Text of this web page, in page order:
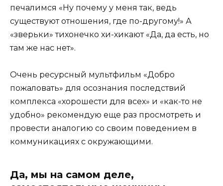
печалимся «Ну почему у меня так, ведь
существуют отношения, где по-другому!» А
«зверьки» тихонечко хи-хикают «Да, да есть, но
там же нас нет».
Очень ресурсный мультфильм «Добро
пожаловать» для осознания последствий
комплекса «хорошести для всех» и «как-то не
удобно» рекомендую еще раз просмотреть и
провести аналогию со своим поведением в
коммуникациях с окружающими.
Да, мы на самом деле,